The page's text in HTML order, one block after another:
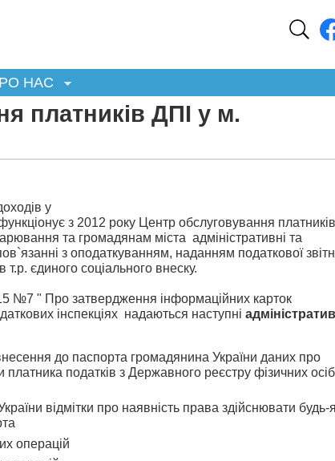
НАС
платників ДПІ у м.
у
з 2012 року Центр обслуговування платників
та громадянам міста адміністративні та
з оподаткуванням, наданням податкової
т.р. єдиного соціального внеску.
№7 " Про затвердження інформаційних карток
інспекціях надаються наступні
до паспорта громадянина України даних про
платника податків з Державного реєстру фізичних
відмітки про наявність права здійснювати будь-
операцій